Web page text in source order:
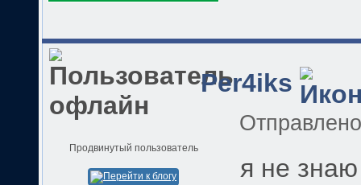
Per4iks
Продвинутый пользователь
я не